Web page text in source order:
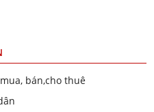
bán,cho thuê